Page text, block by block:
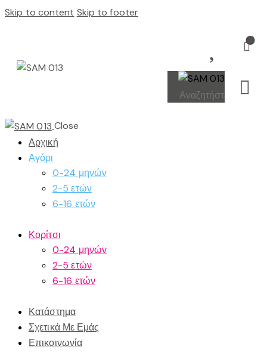
Skip to content Skip to footer
0
Close
Αρχική
Αγόρι
0-24 μηνών
2-5 ετών
6-16 ετών
Κορίτσι
0-24 μηνών
2-5 ετών
6-16 ετών
Κατάστημα
Σχετικά Με Εμάς
Επικοινωνία